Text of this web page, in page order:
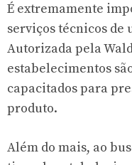
É extremamente
serviços técnicos de
Autorizada pela
estabelecimentos
capacitados para
produto.
Além do mais, ao